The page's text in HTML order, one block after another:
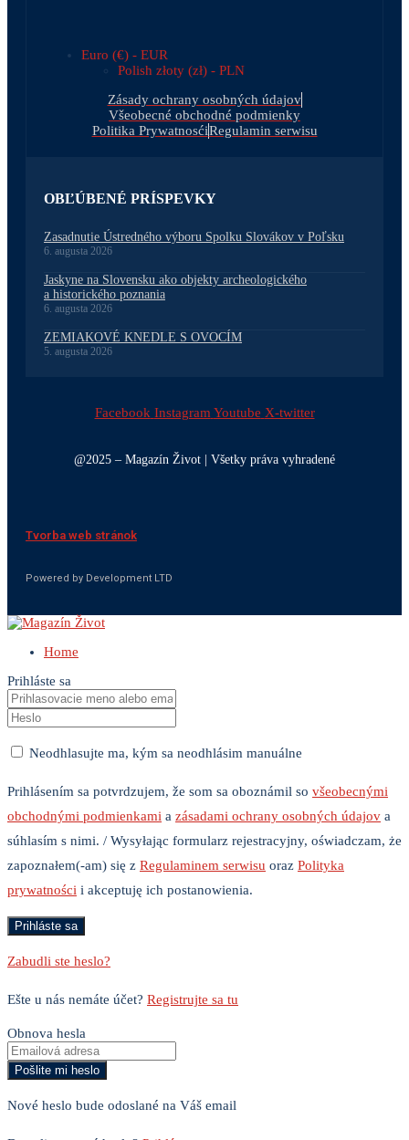
Euro (€) - EUR
Polish złoty (zł) - PLN
Zásady ochrany osobných údajov
Všeobecné obchodné podmienky
Politika PrywatnosćiRegulamin serwisu
OBĽÚBENÉ PRÍSPEVKY
Zasadnutie Ústredného výboru Spolku Slovákov v Poľsku
6. augusta 2026
Jaskyne na Slovensku ako objekty archeologického
a historického poznania
6. augusta 2026
ZEMIAKOVÉ KNEDLE S OVOCÍM
5. augusta 2026
Facebook Instagram Youtube X-twitter
@2025 – Magazín Život | Všetky práva vyhradené
Tvorba web stránok
Powered by Development LTD
Home
Prihláste sa
Neodhlasujte ma, kým sa neodhlásim manuálne
Prihlásením sa potvrdzujem, že som sa oboznámil so všeobecnými
obchodnými podmienkami a zásadami ochrany osobných údajov a
súhlasím s nimi. / Wysyłając formularz rejestracyjny, oświadczam, że
zapoznałem(-am) się z Regulaminem serwisu oraz Polityka
prywatności i akceptuję ich postanowienia.
Zabudli ste heslo?
Ešte u nás nemáte účet? Registrujte sa tu
Obnova hesla
Nové heslo bude odoslané na Váš email